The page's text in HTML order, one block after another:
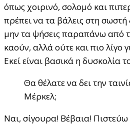
όπως χοιρινό, σολομό και
πρέπει να τα βάλεις στη
μην τα ψήσεις παραπάνω από
καούν, αλλά ούτε και πιο λίγο
Εκεί είναι βασικά η δυσκολία
Θα θέλατε να δει την
Μέρκελ;
Ναι, σίγουρα! Βέβαια! Πιστεύω